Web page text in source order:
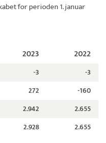
for perioden 1. januar
2023 2022
-3
-3
272
-160
2.942
2.655
2.928 2.655